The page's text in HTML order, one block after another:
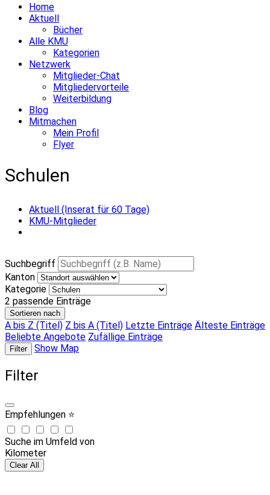
Home
Aktuell
Bücher
Alle KMU
Kategorien
Netzwerk
Mitglieder-Chat
Mitgliedervorteile
Weiterbildung
Blog
Mitmachen
Mein Profil
Flyer
Schulen
Aktuell (Inserat für 60 Tage)
KMU-Mitglieder
Suchbegriff
Kanton
Kategorie
2 passende Einträge
Sortieren nach
A bis Z (Titel) Z bis A (Titel) Letzte Einträge Älteste Einträge
Beliebte Angebote Zufällige Einträge
Filter Show Map
Filter
Empfehlungen ⭐
Suche im Umfeld von
Kilometer
Clear All